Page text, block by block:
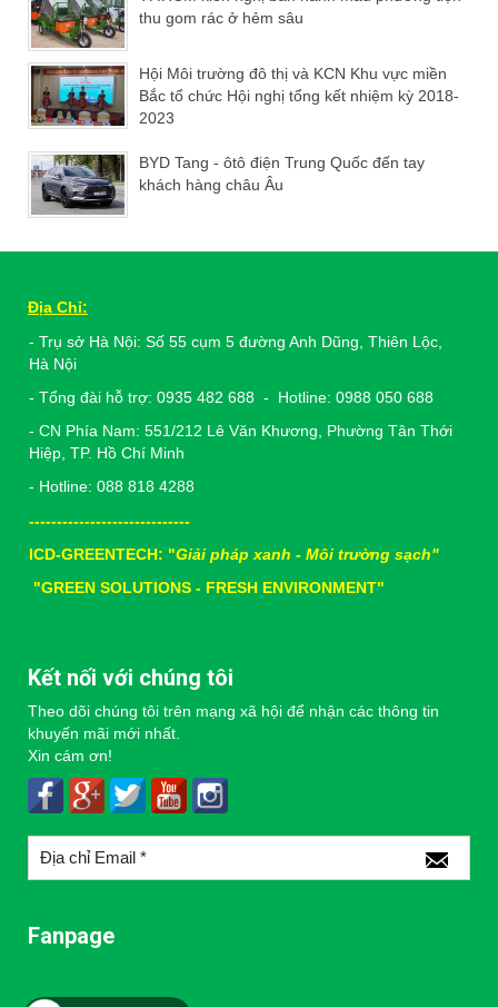
thu gom rác ở hẻm sâu
Hội Môi trường đô thị và KCN Khu vực miền
Bắc tổ chức Hội nghị tổng kết nhiệm kỳ 2018-
2023
BYD Tang - ôtô điện Trung Quốc đến tay
khách hàng châu Âu
Địa Chỉ:
- Trụ sở Hà Nội: Số 55 cụm 5 đường Anh Dũng, Thiên Lộc,
Hà Nội
- Tổng đài hỗ trợ: 0935 482 688 - Hotline: 0988 050 688
- CN Phía Nam: 551/212 Lê Văn Khương, Phường Tân Thới
Hiệp, TP. Hồ Chí Minh
- Hotline: 088 818 4288
-----------------------------
ICD-GREENTECH: "Giải pháp xanh - Môi trường sạch"
"GREEN SOLUTIONS - FRESH ENVIRONMENT"
Kết nối với chúng tôi
Theo dõi chúng tôi trên mạng xã hội để nhận các thông tin
khuyến mãi mới nhất.
Xin cám ơn!
Fanpage